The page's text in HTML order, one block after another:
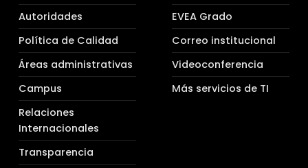
Autoridades
Política de Calidad
Áreas administrativas
Campus
Relaciones
Internacionales
Transparencia
EVEA Grado
Correo institucional
Videoconferencia
Más servicios de TI